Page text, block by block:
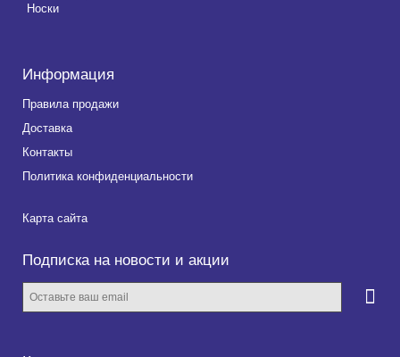
Носки
Информация
Правила продажи
Доставка
Контакты
Политика конфиденциальности
Карта сайта
Подписка на новости и акции